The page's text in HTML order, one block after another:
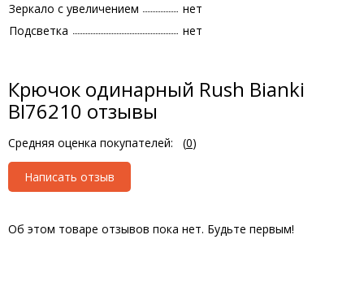
Зеркало с увеличением
нет
Подсветка
нет
Крючок одинарный Rush Bianki
BI76210 отзывы
Средняя оценка покупателей: (0)
Написать отзыв
Об этом товаре отзывов пока нет. Будьте первым!